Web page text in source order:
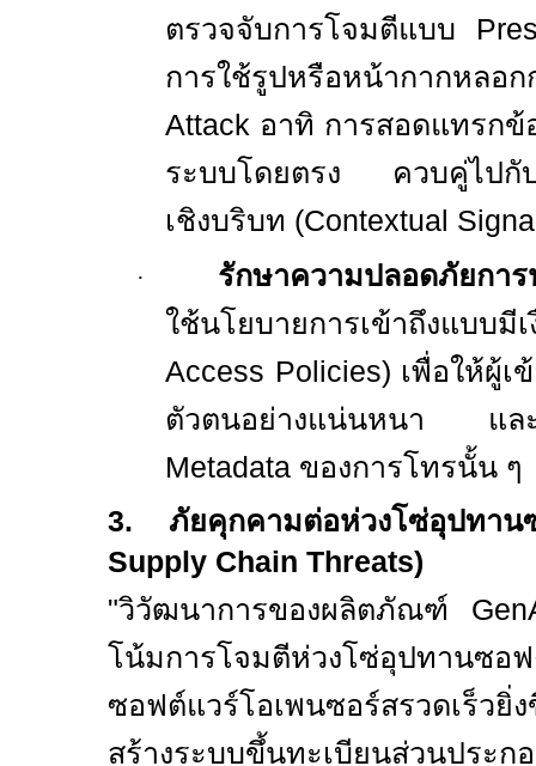
ตรวจจับการโจมตีแบบ
การใช้รูปหรือหน้ากากหล
Attack อาทิ การสอดแทรกข้
ระบบโดยตรง ควบคู่ไปกั
เชิงบริบท (Contextual
·
รักษาความปลอดภัยกา
ใช้นโยบายการเข้าถึงแบบ
Access Policies) เพื่อให้ผู้เ
ตัวตนอย่างแน่นหนา และ
Metadata ของการโทรนั้น ๆ
3. ภัยคุกคามต่อห่วงโซ่อุปทา
Supply Chain Threats)
"วิวัฒนาการของผลิตภัณฑ์
โน้มการโจมตีห่วงโซ่อุปทานซอ
ซอฟต์แวร์โอเพนซอร์สรวดเร็ว
สร้างระบบขึ้นทะเบียนส่วนประก